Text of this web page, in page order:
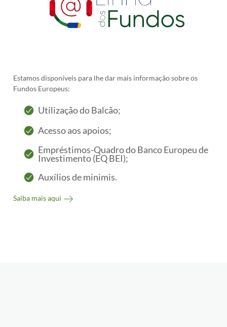
Estamos disponíveis para lhe dar mais informação sobre os
Fundos Europeus:
Utilização do Balcão;
Acesso aos apoios;
Empréstimos-Quadro do Banco Europeu de
Investimento (EQ BEI);
Auxílios de minimis.
Saiba mais aqui